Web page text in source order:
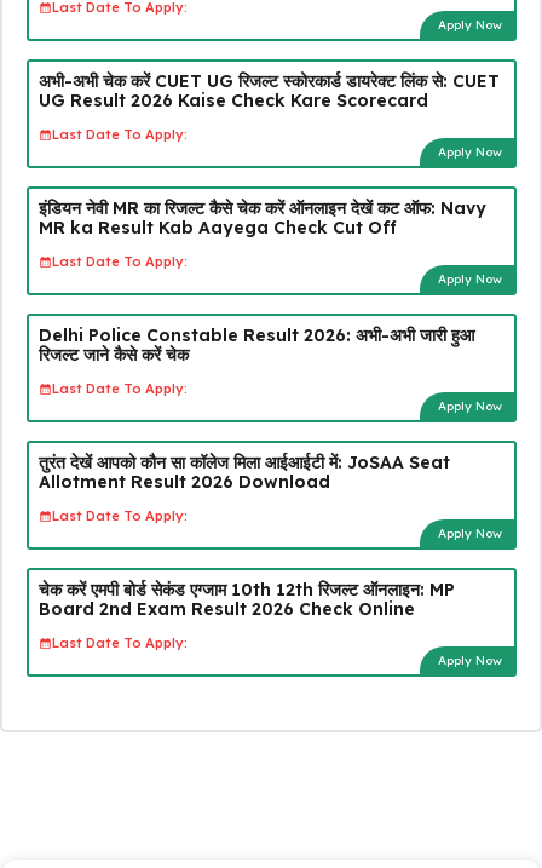
Last Date To Apply:
Apply Now
अभी-अभी चेक करें CUET UG रिजल्ट स्कोरकार्ड डायरेक्ट लिंक से: CUET
UG Result 2026 Kaise Check Kare Scorecard
Last Date To Apply:
Apply Now
इंडियन नेवी MR का रिजल्ट कैसे चेक करें ऑनलाइन देखें कट ऑफ: Navy
MR ka Result Kab Aayega Check Cut Off
Last Date To Apply:
Apply Now
Delhi Police Constable Result 2026: अभी-अभी जारी हुआ
रिजल्ट जाने कैसे करें चेक
Last Date To Apply:
Apply Now
तुरंत देखें आपको कौन सा कॉलेज मिला आईआईटी में: JoSAA Seat
Allotment Result 2026 Download
Last Date To Apply:
Apply Now
चेक करें एमपी बोर्ड सेकंड एग्जाम 10th 12th रिजल्ट ऑनलाइन: MP
Board 2nd Exam Result 2026 Check Online
Last Date To Apply:
Apply Now